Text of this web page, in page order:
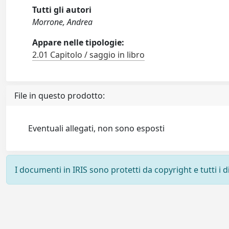
Tutti gli autori
Morrone, Andrea
Appare nelle tipologie:
2.01 Capitolo / saggio in libro
File in questo prodotto:
Eventuali allegati, non sono esposti
I documenti in IRIS sono protetti da copyright e tutti i